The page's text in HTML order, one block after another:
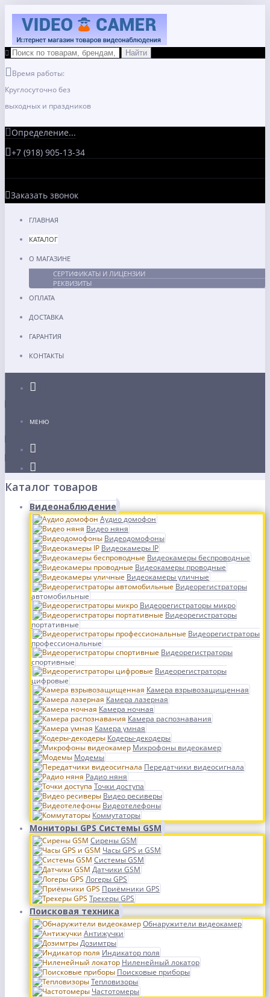
Время работы:
Круглосуточно без
выходных и праздников
Определение...
+7 (918) 905-13-34
Заказать звонок
ГЛАВНАЯ
КАТАЛОГ
О МАГАЗИНЕ
СЕРТИФИКАТЫ И ЛИЦЕНЗИИ
РЕКВИЗИТЫ
ОПЛАТА
ДОСТАВКА
ГАРАНТИЯ
КОНТАКТЫ
МЕНЮ
Каталог товаров
Видеонаблюдение
Аудио домофон
Видео няня
Видеодомофоны
Видеокамеры IP
Видеокамеры беспроводные
Видеокамеры проводные
Видеокамеры уличные
Видеорегистраторы
автомобильные
Видеорегистраторы микро
Видеорегистраторы
портативные
Видеорегистраторы
профессиональные
Видеорегистраторы
спортивные
Видеорегистраторы
цифровые
Камера взрывозащищенная
Камера лазерная
Камера ночная
Камера распознавания
Камера умная
Кодеры-декодеры
Микрофоны видеокамер
Модемы
Передатчики видеосигнала
Радио няня
Точки доступа
Видео ресиверы
Видеотелефоны
Коммутаторы
Мониторы GPS Системы GSM
Сирены GSM
Часы GPS и GSM
Системы GSM
Датчики GSM
Логеры GPS
Приёмники GPS
Трекеры GPS
Поисковая техника
Обнаружители видеокамер
Антижучки
Дозимтры
Индикатор поля
Ниленейный локатор
Поисковые приборы
Тепловизоры
Частотомеры